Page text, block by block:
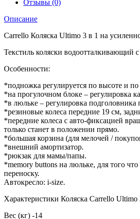
Отзывы (0)
Описание
Carrello Коляска Ultimo 3 в 1 на
Текстиль коляски водоотталкивающий
Особенности:
*подножка регулируется по высоте и
*на прогулочном блоке – регулировка
*в люльке – регулировка подголовника
*резиновые колеса передние 19 см,
*передние колеса с авто-фиксацией
только станет в положении прямо.
*большая корзина (для мелочей /
*внешний амортизатор.
*рюкзак для мамы/папы.
*memory buttons на люльке, для того
переноску.
Автокресло: i-size.
Характеристики Коляска Carrello Ultimo
Вес (кг) -14